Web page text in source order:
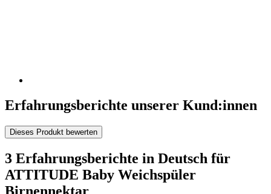
Erfahrungsberichte unserer Kund:innen
Dieses Produkt bewerten
3 Erfahrungsberichte in Deutsch für
ATTITUDE Baby Weichspüler